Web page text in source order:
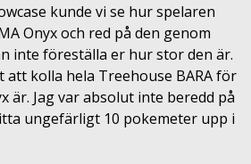
kunde vi se hur spelaren
Onyx och red på den genom
inte föreställa er hur stor den är.
att kolla hela Treehouse BARA för
är. Jag var absolut inte beredd på
ungefärligt 10 pokemeter upp i